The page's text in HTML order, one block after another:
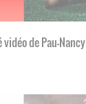
vidéo de Pau-Nancy